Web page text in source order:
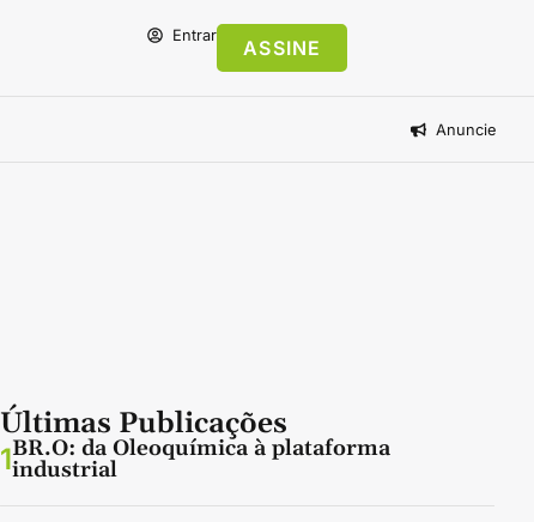
Entrar
ASSINE
Anuncie
Últimas Publicações
1BR.O: da Oleoquímica à plataforma
industrial